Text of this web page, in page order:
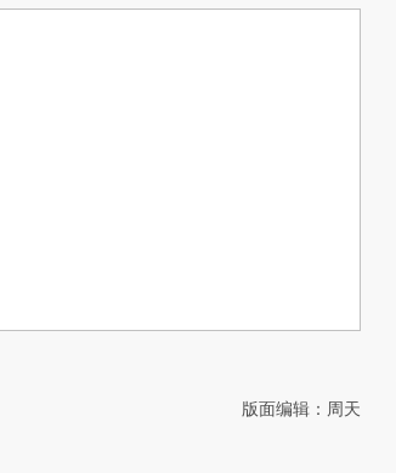
版面编辑：周天